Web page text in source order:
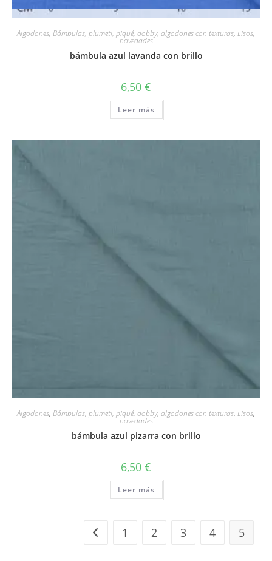
Vista rápida
Algodones, Bámbulas, plumeti, piqué, dobby, algodones con texturas, Lisos,
novedades
bámbula azul lavanda con brillo
6,50 €
Leer más
Algodones, Bámbulas, plumeti, piqué, dobby, algodones con texturas, Lisos,
novedades
bámbula azul pizarra con brillo
6,50 €
Leer más
1 2 3 4 5